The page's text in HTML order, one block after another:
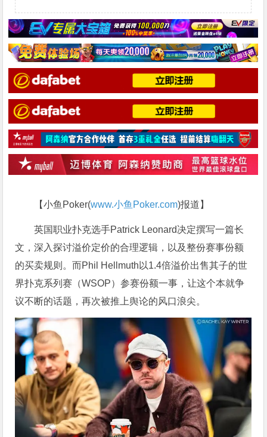
【小鱼Poker(www.小鱼Poker.com)报道】
英国职业扑克选手Patrick Leonard决定撰写一篇长
文，深入探讨溢价定价的合理逻辑，以及整份赛事份额
的买卖规则。而Phil Hellmuth以1.4倍溢价出售其子的世
界扑克系列赛（WSOP）参赛份额一事，让这个本就争
议不断的话题，再次被推上舆论的风口浪尖。